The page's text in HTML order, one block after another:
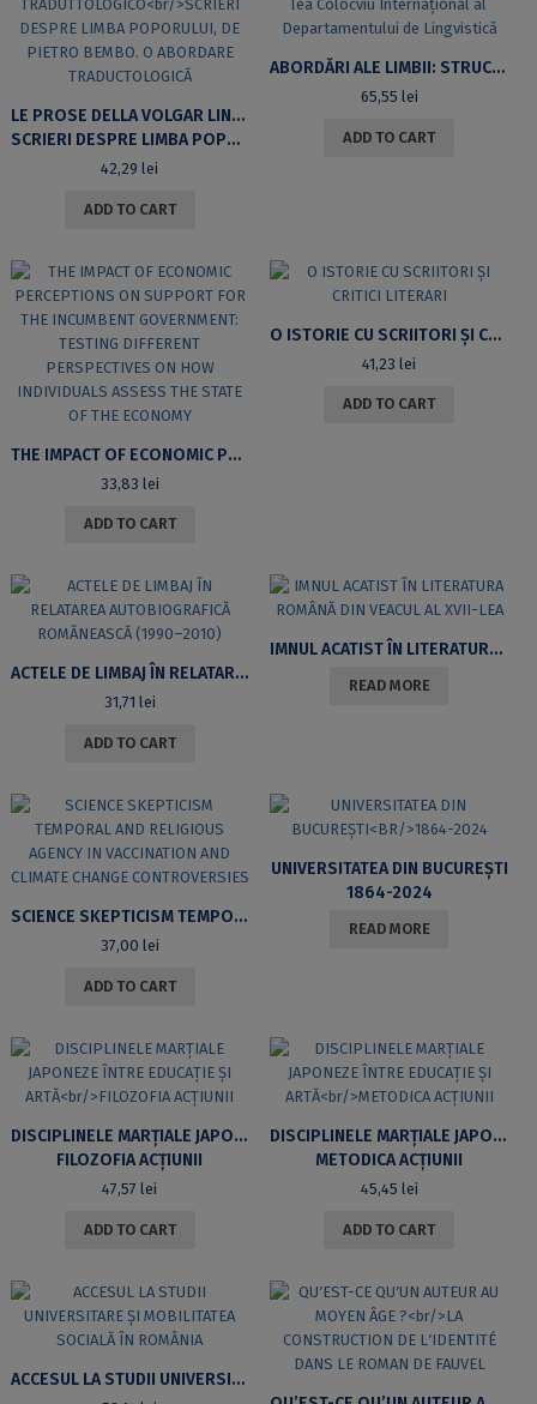
LE PROSE DELLA VOLGAR LINGUA DI PIETRO BEMBO. UN APPROCCIO TRADUTTOLOGICO
SCRIERI DESPRE LIMBA POPORULUI, DE PIETRO BEMBO. O ABORDARE TRADUCTOLOGICĂ
42,29lei
ADD TO CART
ABORDĂRI ALE LIMBII: STRUCTURI, UZURI, INTERFEȚEACTELE CELUI DE-AL 23-LEA COLOCVIU INTERNAȚIONAL AL DEPARTAMENTULUI DE LINGVISTICĂ
65,55 lei
ADD TO CART
THE IMPACT OF ECONOMIC PERCEPTIONS ON SUPPORT FOR THE INCUMBENT GOVERNMENT: TESTING DIFFERENT PERSPECTIVES ON HOW INDIVIDUALS ASSESS THE STATE OF THE ECONOMY
33,83 lei
ADD TO CART
O ISTORIE CU SCRIITORI ȘI CRITICI LITERARI
41,23lei
ADD TO CART
ACTELE DE LIMBAJ ÎN RELATAREA AUTOBIOGRAFICĂ ROMÂNEASCĂ (1990–2010)
31,71 lei
ADD TO CART
IMNUL ACATIST ÎN LITERATURA ROMÂNĂ DIN VEACUL AL XVII-LEA
READ MORE
SCIENCE SKEPTICISM TEMPORAL AND RELIGIOUS AGENCY IN VACCINATION AND CLIMATE CHANGE CONTROVERSIES
37,00 lei
ADD TO CART
UNIVERSITATEA DIN BUCUREȘTI
1864-2024
READ MORE
DISCIPLINELE MARȚIALE JAPONEZE ÎNTRE EDUCAȚIE ȘI ARTĂ
FILOZOFIA ACȚIUNII
47,57lei
ADD TO CART
DISCIPLINELE MARȚIALE JAPONEZE ÎNTRE EDUCAȚIE ȘI ARTĂ
METODICA ACȚIUNII
45,45 lei
ADD TO CART
ACCESUL LA STUDII UNIVERSITARE ȘI MOBILITATEA SOCIALĂ ÎN ROMÂNIA